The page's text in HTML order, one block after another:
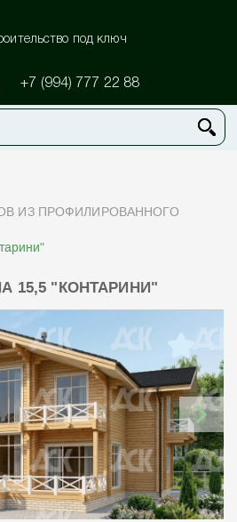
под ключ
+7 (994) 777 22 88
ИЗ ПРОФИЛИРОВАННОГО
15,5 "КОНТАРИНИ"